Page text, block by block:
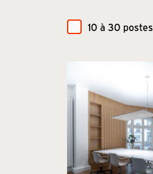
10 à 30 postes